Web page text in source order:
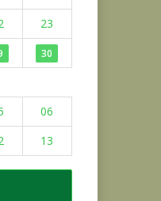
23
30
06
13